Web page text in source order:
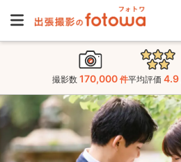
撮影数 170,000 件平均評価 4.9